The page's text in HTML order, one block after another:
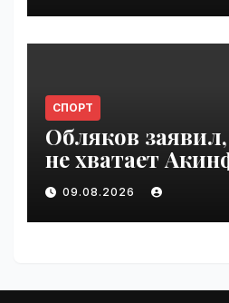
СПОРТ
Обляков
не хватает
VseTime.ru
09.08.2026